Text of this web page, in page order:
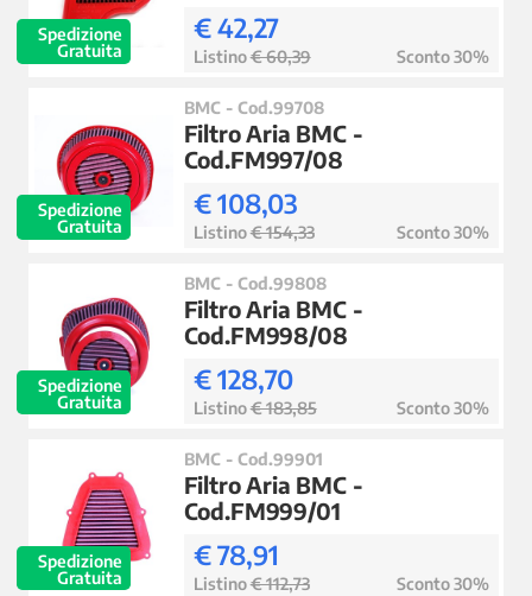
Spedizione
Gratuita
€ 42,27
Listino€ 60,39 Sconto 30%
Spedizione
Gratuita
BMC - Cod.99708
Filtro Aria BMC -
Cod.FM997/08
€ 108,03
Listino€ 154,33 Sconto 30%
Spedizione
Gratuita
BMC - Cod.99808
Filtro Aria BMC -
Cod.FM998/08
€ 128,70
Listino€ 183,85 Sconto 30%
Spedizione
Gratuita
BMC - Cod.99901
Filtro Aria BMC -
Cod.FM999/01
€ 78,91
Listino€ 112,73 Sconto 30%